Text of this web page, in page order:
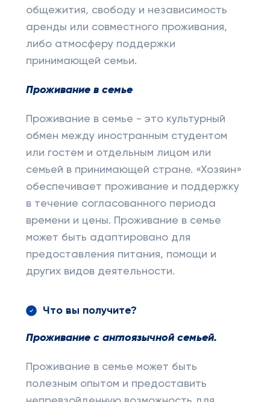
общежития, свободу и независимость
аренды или совместного проживания,
либо атмосферу поддержки
принимающей семьи.
Проживание в семье
Проживание в семье - это культурный
обмен между иностранным студентом
или гостем и отдельным лицом или
семьей в принимающей стране. «Хозяин»
обеспечивает проживание и поддержку
в течение согласованного периода
времени и цены. Проживание в семье
может быть адаптировано для
предоставления питания, помощи и
других видов деятельности.
Что вы получите?
Проживание с англоязычной семьей.
Проживание в семье может быть
полезным опытом и предоставить